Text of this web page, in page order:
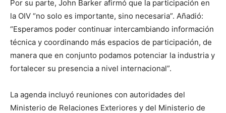
Por su parte, John Barker afirmó que la participación en
la OIV “no solo es importante, sino necesaria”. Añadió:
“Esperamos poder continuar intercambiando información
técnica y coordinando más espacios de participación, de
manera que en conjunto podamos potenciar la industria y
fortalecer su presencia a nivel internacional”.
La agenda incluyó reuniones con autoridades del
Ministerio de Relaciones Exteriores y del Ministerio de